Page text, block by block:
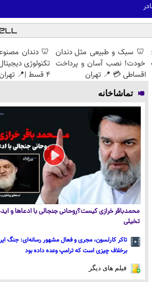
🦷 سبک و طبیعی مثل دندان
خودت! نصب آسان و پرداخت
اقساطی 💳 📍 تهران
🦷 دندان
تکنولوژی
4 قسط |📍 تهران
تماشاخانه
محمدباقر خرازی کیست؟روحانی جنجالی با ادعاها و
تخیلی
تاکر کارلسون، مجری و فعال مشهور رسانه‌ای: جنگ
برخلاف چیزی است که ترامپ وعده داده بود
فیلم های دیگر